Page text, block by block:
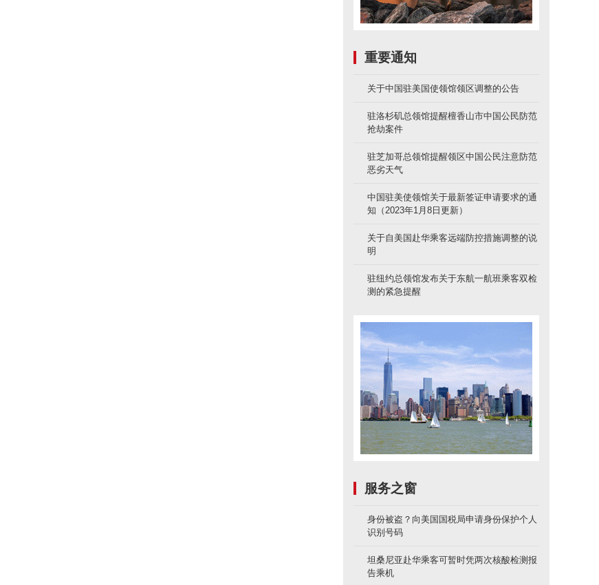
重要通知
关于中国驻美国使领馆领区调整的公告
驻洛杉矶总领馆提醒檀香山市中国公民防范
抢劫案件
驻芝加哥总领馆提醒领区中国公民注意防范
恶劣天气
中国驻美使领馆关于最新签证申请要求的通
知（2023年1月8日更新）
关于自美国赴华乘客远端防控措施调整的说
明
驻纽约总领馆发布关于东航一航班乘客双检
测的紧急提醒
服务之窗
身份被盗？向美国国税局申请身份保护个人
识别号码
坦桑尼亚赴华乘客可暂时凭两次核酸检测报
告乘机